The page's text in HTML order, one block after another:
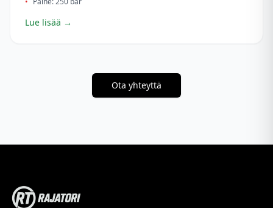
Lue lisää →
Ota yhteyttä